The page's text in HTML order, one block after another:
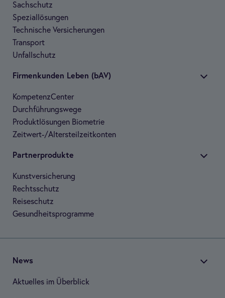
Sach­schutz
Spe­zi­al­lö­sun­gen
Tech­ni­sche Ver­si­che­run­gen
Trans­port
Unfall­schutz
Fir­men­kun­den Leben (bAV)
Kom­pe­tenz­Cen­ter
Durch­füh­rungs­wege
Pro­dukt­lö­sun­gen Bio­me­trie
Zeit­wert-/Alters­teil­zeit­kon­ten
Part­ner­pro­dukte
Kunst­ver­si­che­rung
Rechts­schutz
Rei­se­schutz
Gesund­heits­pro­gramme
News
Aktu­el­les im Über­blick